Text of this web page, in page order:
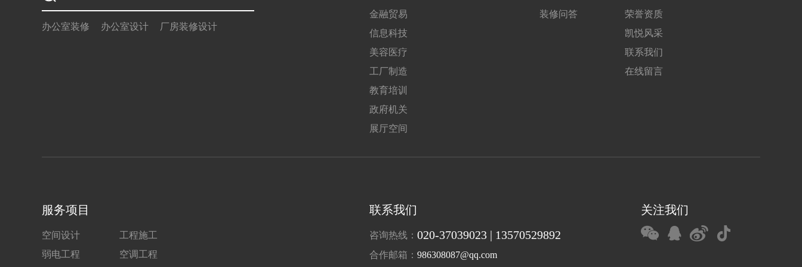
办公室装修 办公室设计 厂房装修设计
金融贸易
信息科技
美容医疗
工厂制造
教育培训
政府机关
展厅空间
装修问答
荣誉资质
凯悦风采
联系我们
在线留言
服务项目
空间设计
工程施工
弱电工程
空调工程
联系我们
咨询热线：020-37039023 | 13570529892
合作邮箱：986308087@qq.com
关注我们